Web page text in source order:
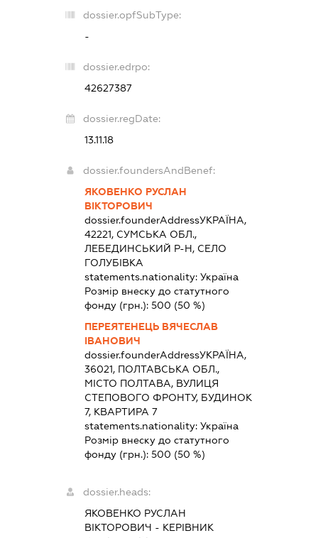
dossier.opfSubType:
-
dossier.edrpo:
42627387
dossier.regDate:
13.11.18
dossier.foundersAndBenef:
ЯКОВЕНКО РУСЛАН
ВІКТОРОВИЧ
dossier.founderAddressУКРАЇНА,
42221, СУМСЬКА ОБЛ.,
ЛЕБЕДИНСЬКИЙ Р-Н, СЕЛО
ГОЛУБІВКА
statements.nationality: Україна
Розмір внеску до статутного
фонду (грн.): 500 (50 %)
ПЕРЕЯТЕНЕЦЬ ВЯЧЕСЛАВ
ІВАНОВИЧ
dossier.founderAddressУКРАЇНА,
36021, ПОЛТАВСЬКА ОБЛ.,
МІСТО ПОЛТАВА, ВУЛИЦЯ
СТЕПОВОГО ФРОНТУ, БУДИНОК
7, КВАРТИРА 7
statements.nationality: Україна
Розмір внеску до статутного
фонду (грн.): 500 (50 %)
dossier.heads:
ЯКОВЕНКО РУСЛАН
ВІКТОРОВИЧ - КЕРІВНИК